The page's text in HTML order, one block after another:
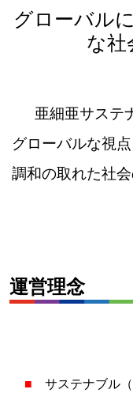
グローバル
な社
亜細亜サステ
グローバルな視
調和の取れた社
運営理念
■ サステナブル（